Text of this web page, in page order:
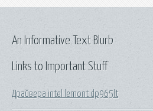
Links to Important Stuff
Драйвера intel lemont dp965lt
An Informative Text Blurb